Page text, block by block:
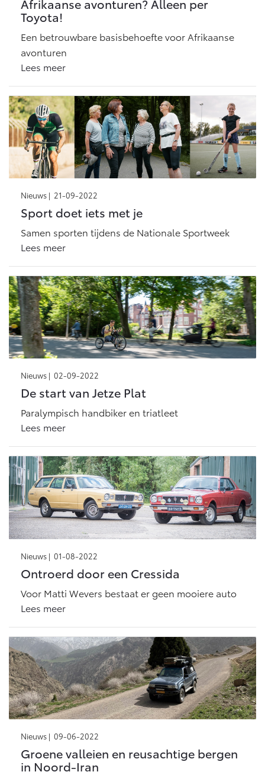
Afrikaanse avonturen? Alleen per
Toyota!
Een betrouwbare basisbehoefte voor Afrikaanse
avonturen
Lees meer
Nieuws | 21-09-2022
Sport doet iets met je
Samen sporten tijdens de Nationale Sportweek
Lees meer
Nieuws | 02-09-2022
De start van Jetze Plat
Paralympisch handbiker en triatleet
Lees meer
Nieuws | 01-08-2022
Ontroerd door een Cressida
Voor Matti Wevers bestaat er geen mooiere auto
Lees meer
Nieuws | 09-06-2022
Groene valleien en reusachtige bergen
in Noord-Iran